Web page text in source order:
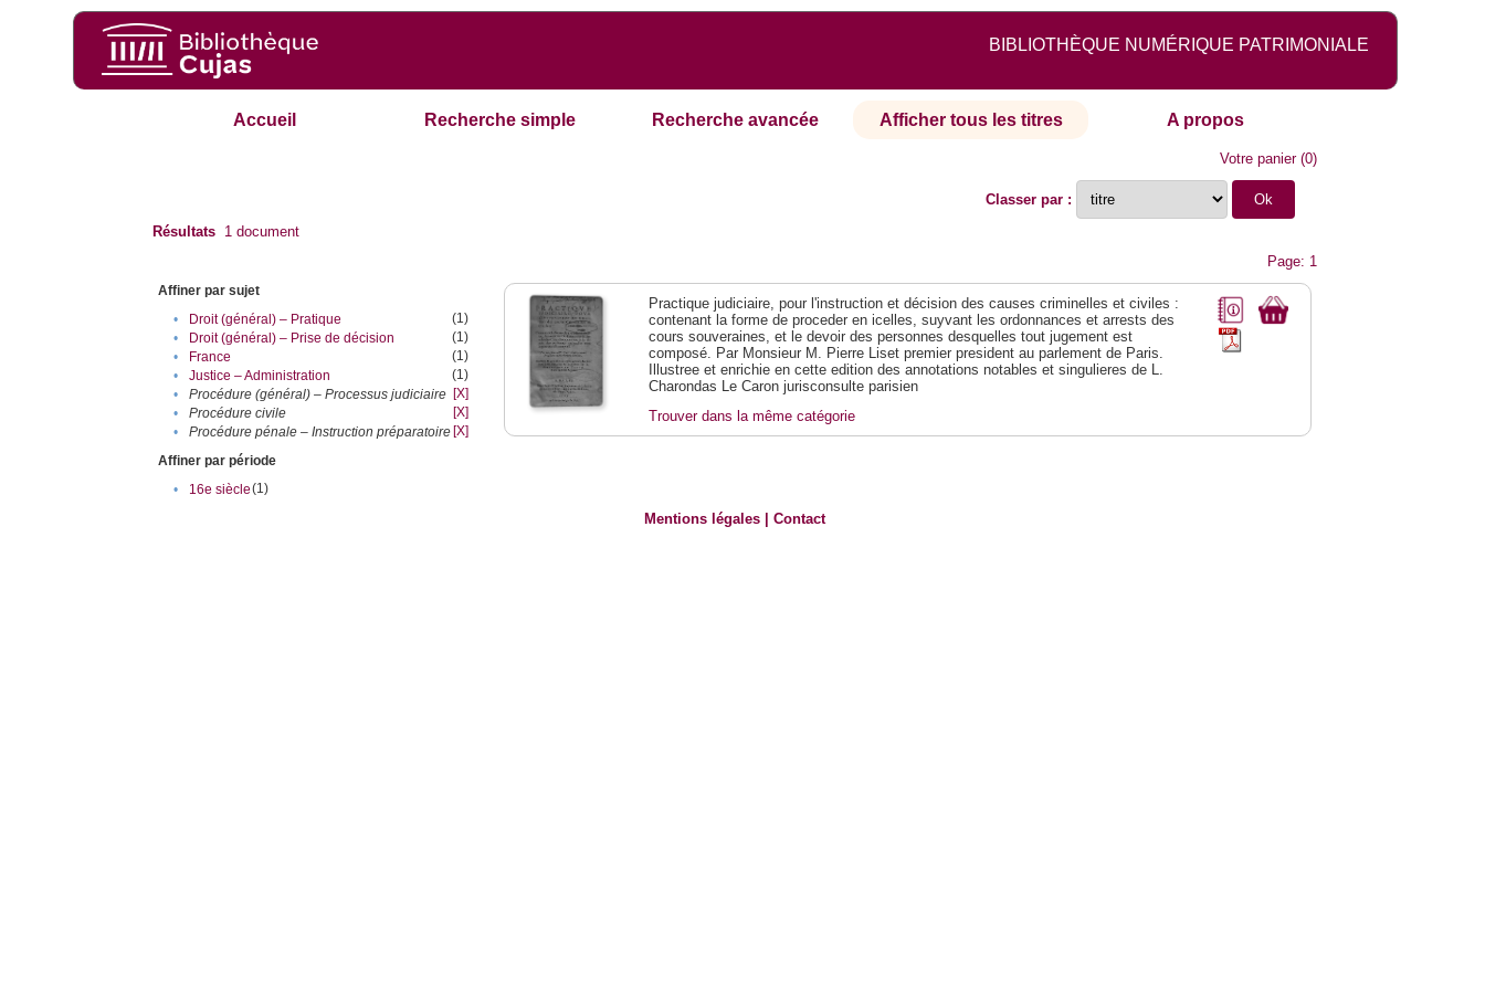
BIBLIOTHÈQUE NUMÉRIQUE PATRIMONIALE
Accueil Recherche simple Recherche avancée Afficher tous les titres A propos
Votre panier(0)
Classer par :
Résultats 1 document
Page: 1
Affiner par sujet
•
Droit (général) – Pratique
(1)
•
Droit (général) – Prise de décision
(1)
•
France
(1)
•
Justice – Administration
(1)
•
Procédure (général) – Processus judiciaire [X]
•
Procédure civile
[X]
•
Procédure pénale – Instruction préparatoire [X]
Affiner par période
•
16e siècle(1)
Practique judiciaire, pour l'instruction et décision des causes criminelles et civiles :
contenant la forme de proceder en icelles, suyvant les ordonnances et arrests des
cours souveraines, et le devoir des personnes desquelles tout jugement est
composé. Par Monsieur M. Pierre Liset premier president au parlement de Paris.
Illustree et enrichie en cette edition des annotations notables et singulieres de L.
Charondas Le Caron jurisconsulte parisien
Trouver dans la même catégorie
Mentions légales |Contact